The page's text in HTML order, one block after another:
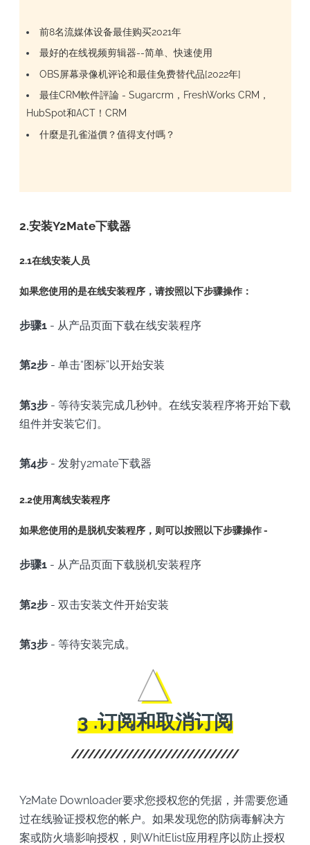
前8名流媒体设备最佳购买2021年
最好的在线视频剪辑器--简单、快速使用
OBS屏幕录像机评论和最佳免费替代品[2022年]
最佳CRM軟件評論 - Sugarcrm，FreshWorks CRM，
HubSpot和ACT！CRM
什麼是孔雀溢價？值得支付嗎？
2.安装Y2Mate下载器
2.1在线安装人员
如果您使用的是在线安装程序，请按照以下步骤操作：
步骤1- 从产品页面下载在线安装程序
第2步- 单击“图标”以开始安装
第3步- 等待安装完成几秒钟。在线安装程序将开始下载
组件并安装它们。
第4步- 发射y2mate下载器
2.2使用离线安装程序
如果您使用的是脱机安装程序，则可以按照以下步骤操作 -
步骤1- 从产品页面下载脱机安装程序
第2步- 双击安装文件开始安装
第3步- 等待安装完成。
3 .订阅和取消订阅
Y2Mate Downloader要求您授权您的凭据，并需要您通
过在线验证授权您的帐户。如果发现您的防病毒解决方
案或防火墙影响授权，则WhitElist应用程序以防止授权